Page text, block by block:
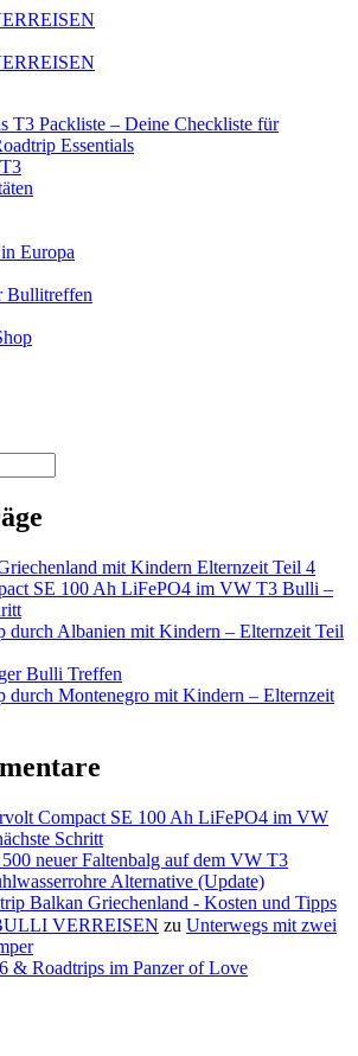
T3 Packliste – Deine Checkliste für
Essentials
Europa
Bullitreffen
mit Kindern Elternzeit Teil 4
SE 100 Ah LiFePO4 im VW T3 Bulli –
durch Albanien mit Kindern – Elternzeit Teil
Bulli Treffen
durch Montenegro mit Kindern – Elternzeit
Compact SE 100 Ah LiFePO4 im VW
Schritt
neuer Faltenbalg auf dem VW T3
Alternative (Update)
Balkan Griechenland - Kosten und Tipps
VERREISEN zu Unterwegs mit zwei
& Roadtrips im Panzer of Love